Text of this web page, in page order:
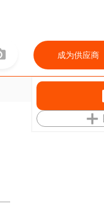
成为供应商